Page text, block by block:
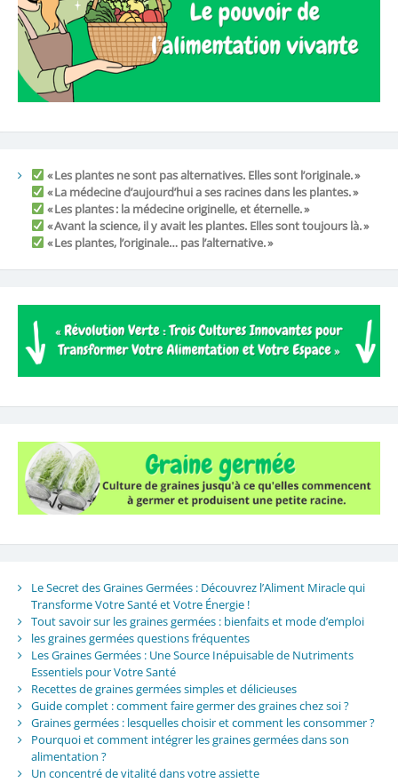
« Les plantes ne sont pas alternatives. Elles sont l’originale. »
« La médecine d’aujourd’hui a ses racines dans les plantes. »
« Les plantes : la médecine originelle, et éternelle. »
« Avant la science, il y avait les plantes. Elles sont toujours là. »
« Les plantes, l’originale… pas l’alternative. »
Le Secret des Graines Germées : Découvrez l’Aliment Miracle qui
Transforme Votre Santé et Votre Énergie !
Tout savoir sur les graines germées : bienfaits et mode d’emploi
les graines germées questions fréquentes
Les Graines Germées : Une Source Inépuisable de Nutriments
Essentiels pour Votre Santé
Recettes de graines germées simples et délicieuses
Guide complet : comment faire germer des graines chez soi ?
Graines germées : lesquelles choisir et comment les consommer ?
Pourquoi et comment intégrer les graines germées dans son
alimentation ?
Un concentré de vitalité dans votre assiette